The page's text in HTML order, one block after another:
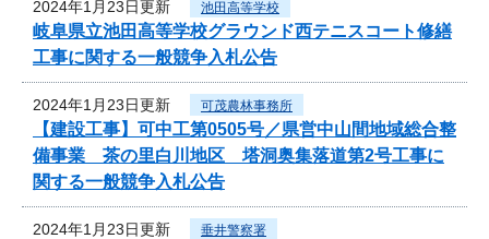
2024年1月23日更新 池田高等学校
岐阜県立池田高等学校グラウンド西テニスコート修繕
工事に関する一般競争入札公告
2024年1月23日更新 可茂農林事務所
【建設工事】可中工第0505号／県営中山間地域総合整
備事業 茶の里白川地区 塔洞奥集落道第2号工事に
関する一般競争入札公告
2024年1月23日更新 垂井警察署